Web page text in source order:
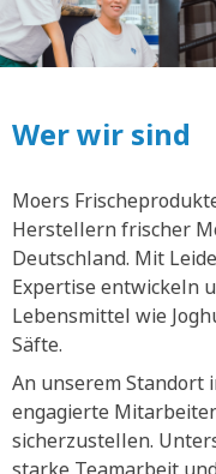
Wer wir sind
Moers
Herstellern frischer
Deutschland. Mit
Expertise entwickeln
Lebensmittel wie
Säfte.
An unserem Standort
engagierte
sicherzustellen.